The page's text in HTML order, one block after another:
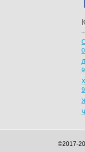
©2017-